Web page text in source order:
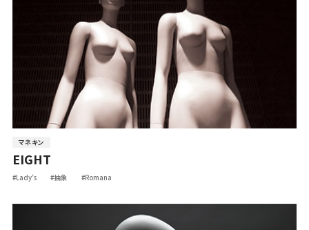
マネキン
EIGHT
#Lady’s #抽象 #Romana